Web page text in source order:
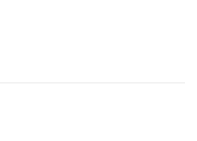
jako: